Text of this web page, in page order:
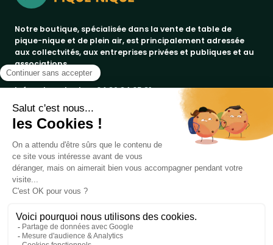
Notre boutique, spécialisée dans la vente de table de
pique-nique et de plein air, est principalement adressée
aux collectvités, aux entreprises privées et publiques et au
associations.
Infos et contact au04 86 84 05 81
Produits
bancs publics
corbeilles de ville & propreté
tables pique-nique
Notre société
a propos
conditions de livraison
Marques
procity®
informations personnelles